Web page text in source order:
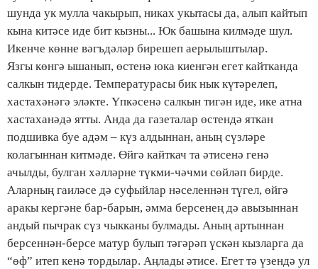
шунда ук мулла чакырып, никах укытасы да, алып кайтып
кына китәсе иде бит кызны... Юк башына килмәде шул.
Икенче көнне вәгъдәләр бирешеп аерылыштылар.
Язгы көнгә ышанып, өстенә юка киенгән егет кайтканда
салкын тидерде. Температурасы бик нык күтәрелеп,
хастахәнәгә эләкте. Үпкәсенә салкын тигән иде, ике атна
хастаханәдә ятты. Анда да газеталар өстендә яткан
подшивка буе адәм – күз алдыннан, аның сүзләре
колагыннан китмәде. Өйгә кайткач та әтисенә генә
ачылды, булган хәлләрне түкми-чәчми сөйләп бирде.
Аларның гаиләсе дә суфыйлар нәселеннән түгел, өйгә
аракы кергәне бар-барын, әмма берсенең дә авызыннан
андый пычрак сүз чыкканы булмады. Аның артыннан
берсеннән-берсе матур булып тәгәрәп үскән кызларга да
“өф” итеп кенә тордылар. Аңлады әтисе. Егет тә үзендә ул